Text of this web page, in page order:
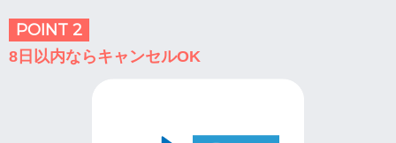
POINT 2
8日以内ならキャンセルOK